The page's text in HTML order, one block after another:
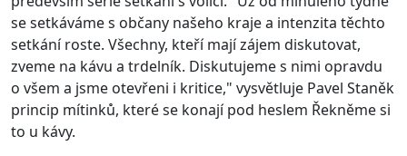
se setkáváme s občany našeho kraje a intenzita těchto
setkání roste. Všechny, kteří mají zájem diskutovat,
zveme na kávu a trdelník. Diskutujeme s nimi opravdu
o všem a jsme otevřeni i kritice," vysvětluje Pavel Staněk
princip mítinků, které se konají pod heslem Řekněme si
to u kávy.